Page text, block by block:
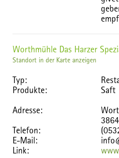
Worthmühle Das Harzer
Standort in der Karte anzeigen
Typ:
Produkte:
Saft
Adresse:
Telefon:
E-Mail:
Link: